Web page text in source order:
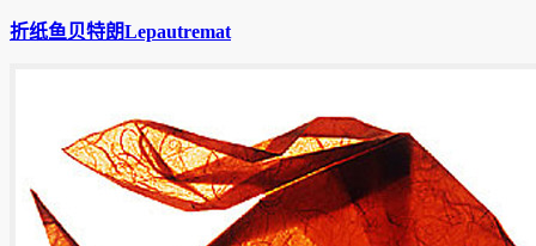
折纸鱼贝特朗Lepautremat